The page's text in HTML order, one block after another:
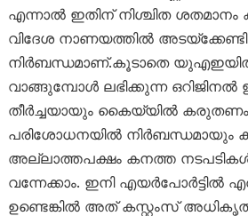
എന്നാൽ ഇതിന് നിശ്ചിത ശതമാനം
വിദേശ നാണയത്തിൽ
നിർബന്ധമാണ്.കൂടാതെ
വാങ്ങുമ്പോൾ ലഭിക്കുന്ന
തീർച്ചയായും കൈയ്യിൽ
പരിശോധനയിൽ നിർബന്ധമായും
അല്ലാത്തപക്ഷം കനത്ത നടപടികൾ
വന്നേക്കാം. ഇനി
ഉണ്ടെങ്കിൽ അത് കസ്റ്റംസ്